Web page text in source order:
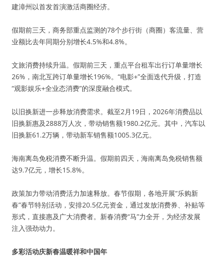
建漳州以首发首演激活商圈经济。
假期前三天，商务部重点监测的78个步行街（商圈）客流量、营
业额比去年同期分别增长4.5%和4.8%。
文旅消费持续升温。假期前三天，重点平台租车出行订单量增长
26%，南北互跨订单量增长196%。“电影+”全面迭代升级，打造
“观影娱乐+全业态消费”的深度融合模式。
以旧换新进一步释放消费需求。截至2月19日，2026年消费品以
旧换新惠及2888万人次，带动销售额1980.2亿元。其中，汽车以
旧换新61.2万辆，带动新车销售额1005.3亿元。
海南离岛免税消费不断升温。假期前四天，海南离岛免税销售额
达9.7亿元，增长15.8%。
政策加力带动消费活力加速释放。春节假期，各地开展“乐购新
春”春节特别活动，安排20.5亿元资金，通过发放消费券、补贴等
形式，直接惠及广大消费者。新春消费“马”力全开，为经济发展
注入强劲动力。
多彩活动庆新春温暖祥和中国年